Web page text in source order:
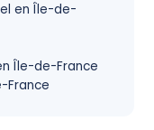
en Île-de-
Île-de-France
France